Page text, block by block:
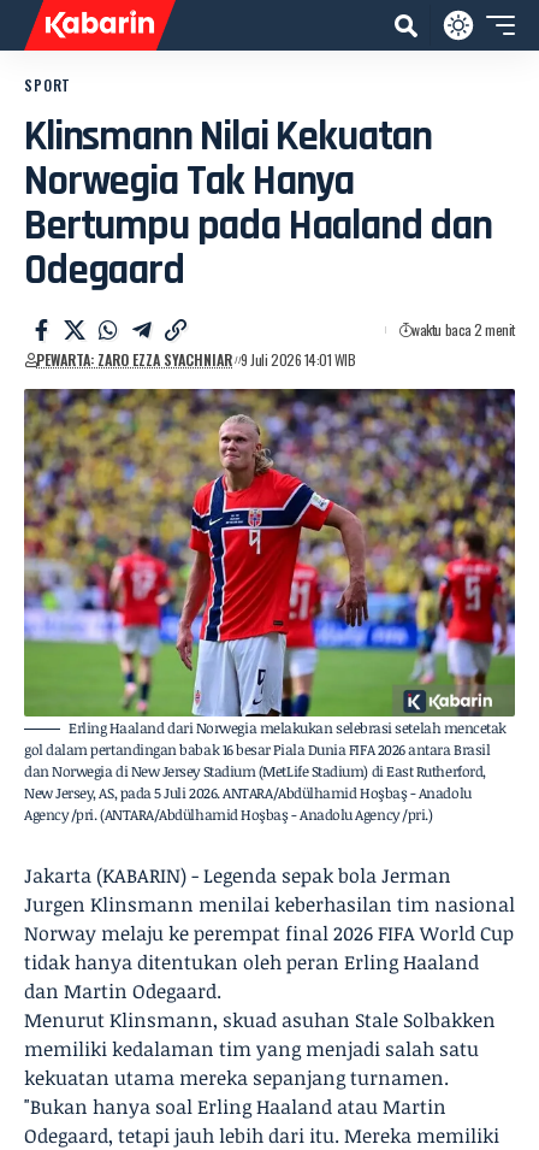
SPORT
Klinsmann Nilai Kekuatan
Norwegia Tak Hanya
Bertumpu pada Haaland dan
Odegaard
PEWARTA: ZARO EZZA SYACHNIAR 9 Juli 2026 14:01 WIB
waktu baca 2 menit
Erling Haaland dari Norwegia melakukan selebrasi setelah mencetak
gol dalam pertandingan babak 16 besar Piala Dunia FIFA 2026 antara Brasil
dan Norwegia di New Jersey Stadium (MetLife Stadium) di East Rutherford,
New Jersey, AS, pada 5 Juli 2026. ANTARA/Abdülhamid Hoşbaş - Anadolu
Agency /pri. (ANTARA/Abdülhamid Hoşbaş - Anadolu Agency /pri.)
Jakarta (KABARIN) - Legenda sepak bola Jerman
Jurgen Klinsmann menilai keberhasilan tim nasional
Norway melaju ke perempat final 2026 FIFA World Cup
tidak hanya ditentukan oleh peran Erling Haaland
dan Martin Odegaard.
Menurut Klinsmann, skuad asuhan Stale Solbakken
memiliki kedalaman tim yang menjadi salah satu
kekuatan utama mereka sepanjang turnamen.
"Bukan hanya soal Erling Haaland atau Martin
Odegaard, tetapi jauh lebih dari itu. Mereka memiliki